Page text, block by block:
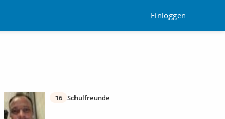
Einloggen
16 Schulfreunde